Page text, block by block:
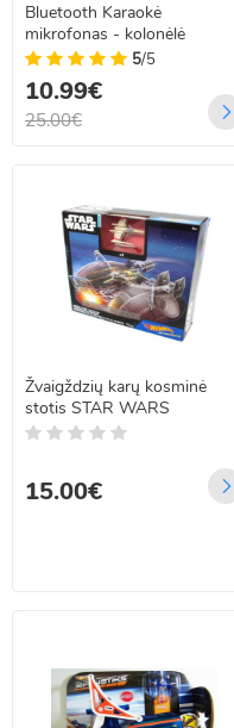
Bluetooth Karaokė
mikrofonas - kolonėlė
5/5
10.99€
25.00€
Žvaigždzių karų kosminė
stotis STAR WARS
15.00€